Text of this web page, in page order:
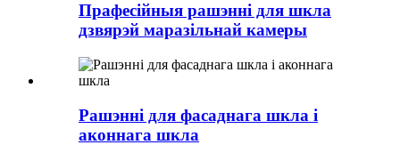
Прафесійныя рашэнні для шкла
дзвярэй маразільнай камеры
Рашэнні для фасаднага шкла і
аконнага шкла